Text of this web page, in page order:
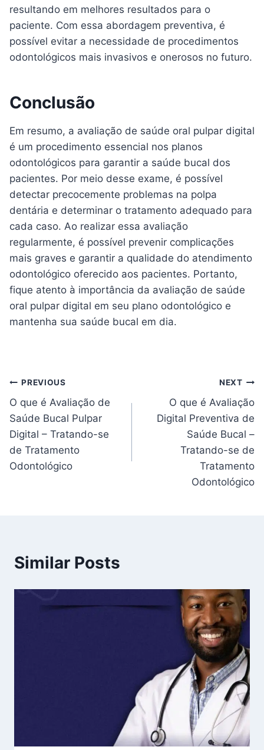
resultando em melhores resultados para o
paciente. Com essa abordagem preventiva, é
possível evitar a necessidade de procedimentos
odontológicos mais invasivos e onerosos no futuro.
Conclusão
Em resumo, a avaliação de saúde oral pulpar digital
é um procedimento essencial nos planos
odontológicos para garantir a saúde bucal dos
pacientes. Por meio desse exame, é possível
detectar precocemente problemas na polpa
dentária e determinar o tratamento adequado para
cada caso. Ao realizar essa avaliação
regularmente, é possível prevenir complicações
mais graves e garantir a qualidade do atendimento
odontológico oferecido aos pacientes. Portanto,
fique atento à importância da avaliação de saúde
oral pulpar digital em seu plano odontológico e
mantenha sua saúde bucal em dia.
Navegação
de
artigos
PREVIOUS
O que é Avaliação de
Saúde Bucal Pulpar
Digital – Tratando-se
de Tratamento
Odontológico
NEXT
O que é Avaliação
Digital Preventiva de
Saúde Bucal –
Tratando-se de
Tratamento
Odontológico
Similar Posts